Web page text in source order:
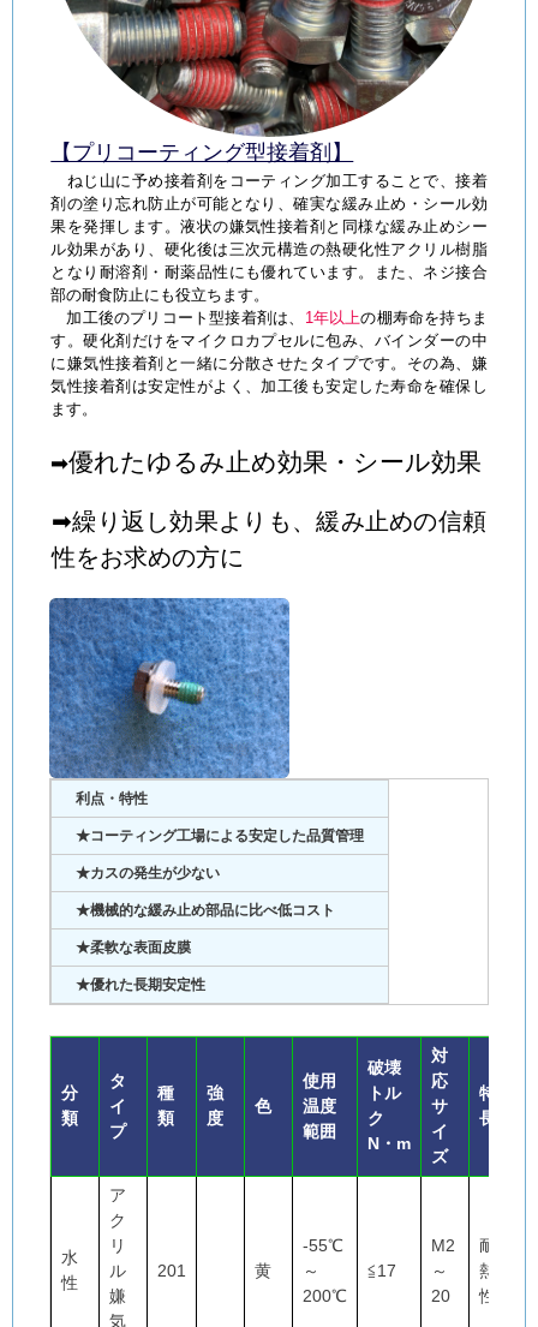
【プリコーティング型接着剤】
ねじ山に予め接着剤をコーティング加工することで、接着
剤の塗り忘れ防止が可能となり、確実な緩み止め・シール効
果を発揮します。液状の嫌気性接着剤と同様な緩み止めシー
ル効果があり、硬化後は三次元構造の熱硬化性アクリル樹脂
となり耐溶剤・耐薬品性にも優れています。また、ネジ接合
部の耐食防止にも役立ちます。
加工後のプリコート型接着剤は、 1年以上の棚寿命を持ちま
す。硬化剤だけをマイクロカプセルに包み、バインダーの中
に嫌気性接着剤と一緒に分散させたタイプです。その為、嫌
気性接着剤は安定性がよく、加工後も安定した寿命を確保し
ます。
➡優れたゆるみ止め効果・シール効果
➡繰り返し効果よりも、緩み止めの信頼
性をお求めの方に
利点・特性
★コーティング工場による安定した品質管理
★カスの発生が少ない
★機械的な緩み止め部品に比べ低コスト
★柔軟な表面皮膜
★優れた長期安定性
分
類
タ
イ
プ
種
類
強
度
色
使用
温度
範囲
破壊
トル
ク
N・m
対
応
サ
イ
ズ
特
長
水
性
ア
ク
リ
ル
嫌
気
201 黄
-55℃
～
200℃
≦17
M2
～
20
耐
熱
性